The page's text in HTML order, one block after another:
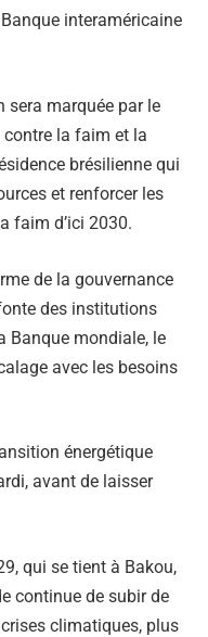
interaméricaine
sera marquée par le
contre la faim et la
brésilienne qui
et renforcer les
faim d’ici 2030.
de la gouvernance
des institutions
Banque mondiale, le
avec les besoins
énergétique
avant de laisser
qui se tient à Bakou,
continue de subir de
climatiques, plus